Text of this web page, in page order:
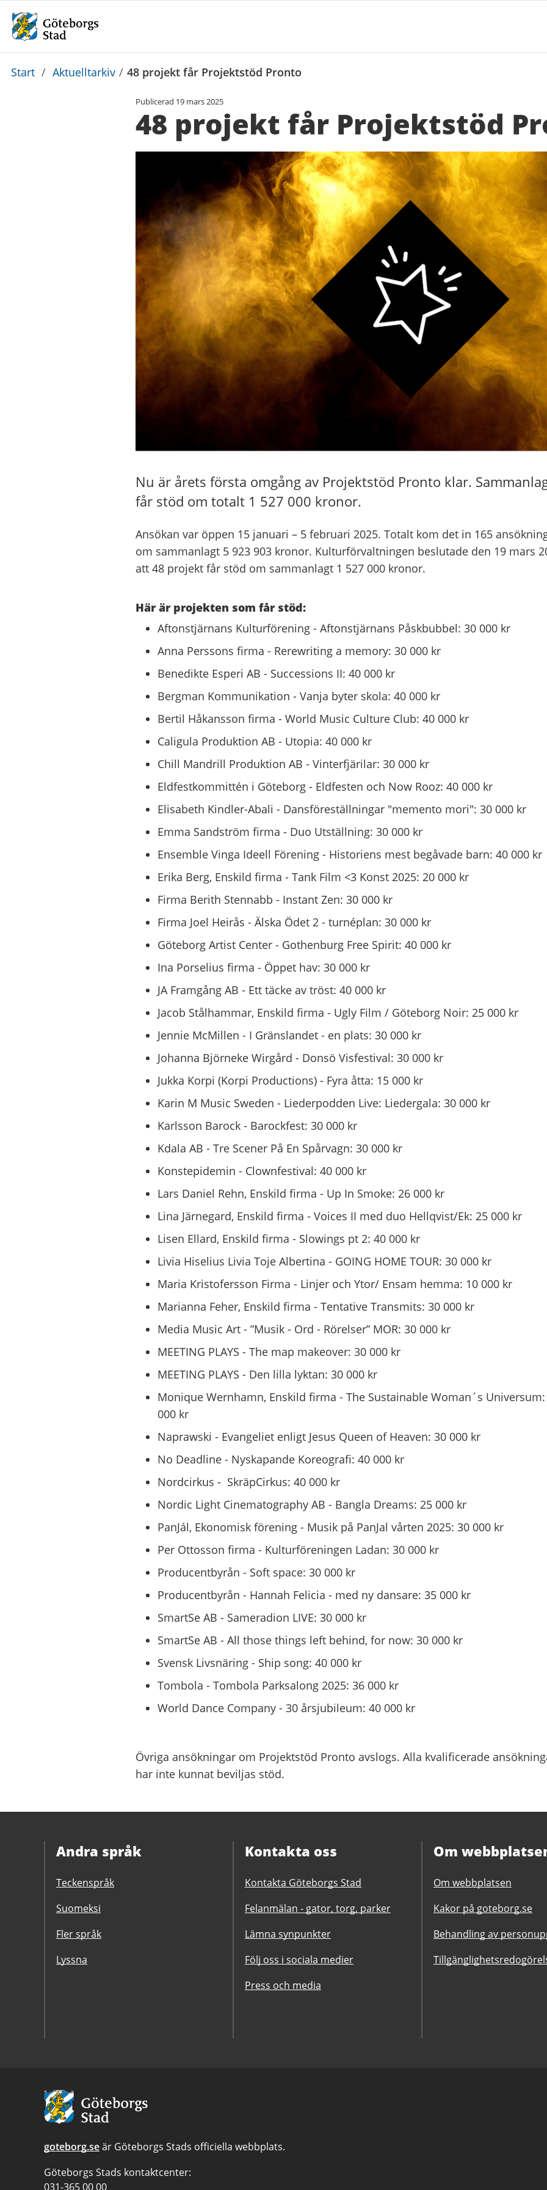
Du
Start / Aktuelltarkiv / 48 projekt får Projektstöd Pronto
Publicerad 19 mars 2025
48 projekt får Projektstöd
Nu är årets första omgång av Projektstöd Pronto klar.
får stöd om totalt 1 527 000 kronor.
Ansökan var öppen 15 januari – 5 februari 2025. Totalt kom det in 165
om sammanlagt 5 923 903 kronor. Kulturförvaltningen beslutade den 19 mars
att 48 projekt får stöd om sammanlagt 1 527 000 kronor.
Här är projekten som får stöd:
Aftonstjärnans Kulturförening - Aftonstjärnans Påskbubbel: 30 000 kr
Anna Perssons firma - Rerewriting a memory: 30 000 kr
Benedikte Esperi AB - Successions II: 40 000 kr
Bergman Kommunikation - Vanja byter skola: 40 000 kr
Bertil Håkansson firma - World Music Culture Club: 40 000 kr
Caligula Produktion AB - Utopia: 40 000 kr
Chill Mandrill Produktion AB - Vinterfjärilar: 30 000 kr
Eldfestkommittén i Göteborg - Eldfesten och Now Rooz: 40 000 kr
Elisabeth Kindler-Abali - Dansföreställningar "memento mori": 30 000 kr
Emma Sandström firma - Duo Utställning: 30 000 kr
Ensemble Vinga Ideell Förening - Historiens mest begåvade barn: 40 000 kr
Erika Berg, Enskild firma - Tank Film <3 Konst 2025: 20 000 kr
Firma Berith Stennabb - Instant Zen: 30 000 kr
Firma Joel Heirås - Älska Ödet 2 - turnéplan: 30 000 kr
Göteborg Artist Center - Gothenburg Free Spirit: 40 000 kr
Ina Porselius firma - Öppet hav: 30 000 kr
JA Framgång AB - Ett täcke av tröst: 40 000 kr
Jacob Stålhammar, Enskild firma - Ugly Film / Göteborg Noir: 25 000 kr
Jennie McMillen - I Gränslandet - en plats: 30 000 kr
Johanna Björneke Wirgård - Donsö Visfestival: 30 000 kr
Jukka Korpi (Korpi Productions) - Fyra åtta: 15 000 kr
Karin M Music Sweden - Liederpodden Live: Liedergala: 30 000 kr
Karlsson Barock - Barockfest: 30 000 kr
Kdala AB - Tre Scener På En Spårvagn: 30 000 kr
Konstepidemin - Clownfestival: 40 000 kr
Lars Daniel Rehn, Enskild firma - Up In Smoke: 26 000 kr
Lina Järnegard, Enskild firma - Voices II med duo Hellqvist/Ek: 25 000 kr
Lisen Ellard, Enskild firma - Slowings pt 2: 40 000 kr
Livia Hiselius Livia Toje Albertina - GOING HOME TOUR: 30 000 kr
Maria Kristofersson Firma - Linjer och Ytor/ Ensam hemma: 10 000 kr
Marianna Feher, Enskild firma - Tentative Transmits: 30 000 kr
Media Music Art - ”Musik - Ord - Rörelser” MOR: 30 000 kr
MEETING PLAYS - The map makeover: 30 000 kr
MEETING PLAYS - Den lilla lyktan: 30 000 kr
Monique Wernhamn, Enskild firma - The Sustainable Woman´s
000 kr
Naprawski - Evangeliet enligt Jesus Queen of Heaven: 30 000 kr
No Deadline - Nyskapande Koreografi: 40 000 kr
Nordcirkus - SkräpCirkus: 40 000 kr
Nordic Light Cinematography AB - Bangla Dreams: 25 000 kr
PanJál, Ekonomisk förening - Musik på PanJal vårten 2025: 30 000 kr
Per Ottosson firma - Kulturföreningen Ladan: 30 000 kr
Producentbyrån - Soft space: 30 000 kr
Producentbyrån - Hannah Felicia - med ny dansare: 35 000 kr
SmartSe AB - Sameradion LIVE: 30 000 kr
SmartSe AB - All those things left behind, for now: 30 000 kr
Svensk Livsnäring - Ship song: 40 000 kr
Tombola - Tombola Parksalong 2025: 36 000 kr
World Dance Company - 30 årsjubileum: 40 000 kr
Övriga ansökningar om Projektstöd Pronto avslogs. Alla kvalificerade
har inte kunnat beviljas stöd.
Andra språk
Teckenspråk
Suomeksi
Fler språk
Lyssna
Kontakta oss
Kontakta Göteborgs Stad
Felanmälan - gator, torg, parker
Lämna synpunkter
Följ oss i sociala medier
Press och media
Om
Om webbplatsen
Kakor på goteborg.se
Behandling av
Avsändare:
Göteborgs
Stad
goteborg.seär Göteborgs Stads officiella webbplats.
Göteborgs Stads kontaktcenter:
Telefonnummer
031-365 00 00